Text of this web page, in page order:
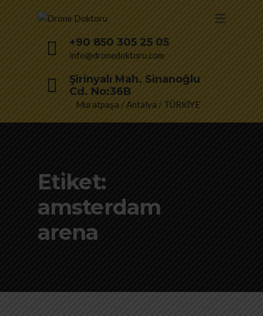
+90 850 305 25 05
info@dronedoktoru.com
Şirinyalı Mah. Sinanoğlu
Cd. No:36B
Muratpaşa / Antalya / TÜRKİYE
Etiket:
amsterdam
arena